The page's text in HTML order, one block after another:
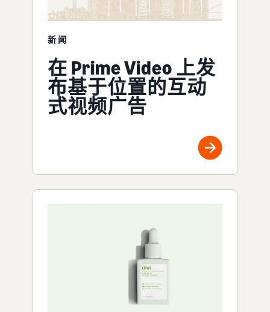
新闻
在 Prime Video 上发
布基于位置的互动
式视频广告